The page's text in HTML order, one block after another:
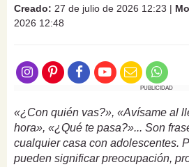
Creado: 27 de julio de 2026 12:23 |
2026 12:48
PUBLICIDAD
«¿Con quién vas?», «Avísame al
hora», «¿Qué te pasa?»... Son
cualquier casa con adolescentes.
pueden significar preocupación,